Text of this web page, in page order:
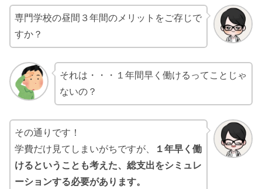
専門学校の昼間３年間のメリットをご存じで
すか？
それは・・・１年間早く働けるってことじゃ
ないの？
その通りです！
学費だけ見てしまいがちですが、
１年早く働
けるということも考えた、総支出をシミュレ
ーションする必要があります。